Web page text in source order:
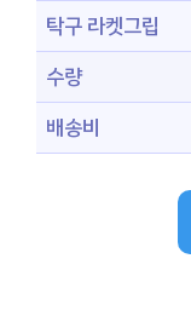
탁구 라켓그립
수량
배송비